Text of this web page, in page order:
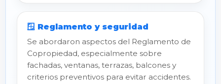
🪟 Reglamento y seguridad
Se abordaron aspectos del Reglamento de
Copropiedad, especialmente sobre
fachadas, ventanas, terrazas, balcones y
criterios preventivos para evitar accidentes.